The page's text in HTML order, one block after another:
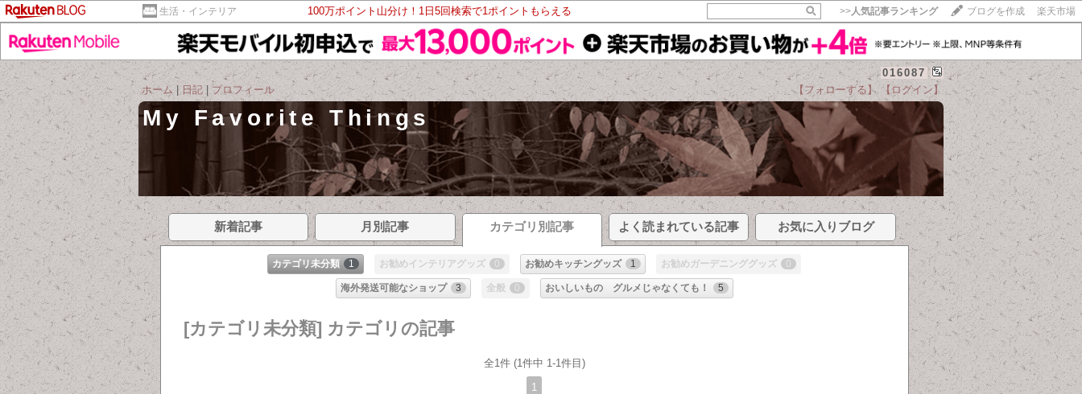
生活・インテリア 100万ポイント山分け！1日5回検索で1ポイントもらえる >>人気記事ランキング ブログを作成 楽天市場
016087
ホーム | 日記|プロフィール 【フォローする】 【ログイン】
My Favorite Things
新着記事 月別記事 カテゴリ別記事 よく読まれている記事 お気に入りブログ
カテゴリ未分類 1 お勧めインテリアグッズ 0 お勧めキッチングッズ 1 お勧めガーデニンググッズ 0
海外発送可能なショップ 3 全般 0 おいしいもの グルメじゃなくても！ 5
[カテゴリ未分類] カテゴリの記事
全1件 (1件中 1-1件目)
1